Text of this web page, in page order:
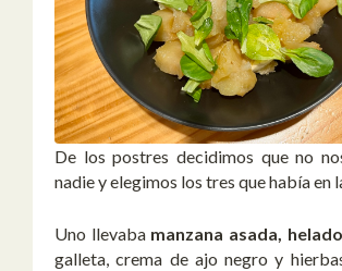
De los postres decidimos que no
nadie y elegimos los tres que había en
Uno llevaba manzana asada,
galleta, crema de ajo negro y